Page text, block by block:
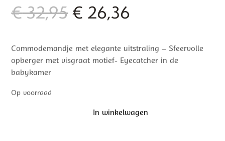
€32,95Oorspronkelijke
was:
€ 26,36
is:
Commodemandje met elegante uitstraling – Sfeervolle
opberger met visgraat motief- Eyecatcher in de
babykamer
Op voorraad
In winkelwagen